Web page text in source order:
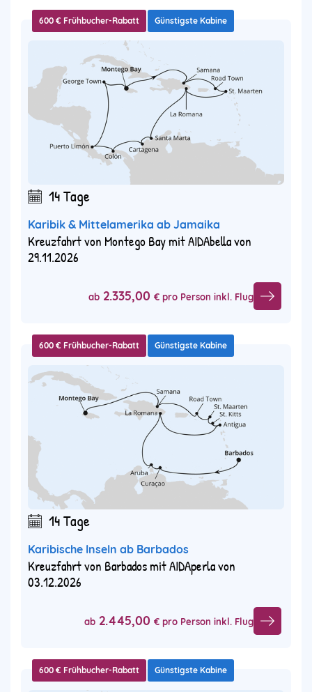
600 € Frühbucher-Rabatt Günstigste Kabine
14 Tage
Karibik & Mittelamerika ab Jamaika
Kreuzfahrt von Montego Bay mit AIDAbella von
29.11.2026
ab 2.335,00 € pro Person inkl. Flug
600 € Frühbucher-Rabatt Günstigste Kabine
14 Tage
Karibische Inseln ab Barbados
Kreuzfahrt von Barbados mit AIDAperla von
03.12.2026
ab 2.445,00 € pro Person inkl. Flug
600 € Frühbucher-Rabatt Günstigste Kabine